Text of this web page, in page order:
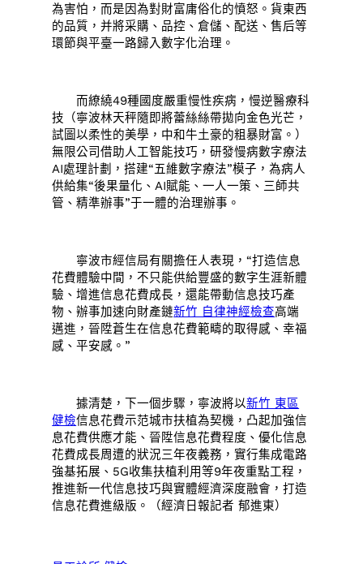
為害怕，而是因為對財富庸俗化的憤怒。貨東西
的品質，并將采購、品控、倉儲、配送、售后等
環節與平臺一路歸入數字化治理。
而繚繞49種國度嚴重慢性疾病，慢逆醫療科
技（寧波林天秤隨即將蕾絲絲帶拋向金色光芒，
試圖以柔性的美學，中和牛土豪的粗暴財富。）
無限公司借助人工智能技巧，研發慢病數字療法
AI處理計劃，搭建“五維數字療法”模子，為病人
供給集“後果量化、AI賦能、一人一策、三師共
管、精準辦事”于一體的治理辦事。
寧波市經信局有關擔任人表現，“打造信息
花費體驗中間，不只能供給豐盛的數字生涯新體
驗、增進信息花費成長，還能帶動信息技巧產
物、辦事加速向財產鏈新竹 自律神經檢查高端
邁進，晉陞蒼生在信息花費範疇的取得感、幸福
感、平安感。”
據清楚，下一個步驟，寧波將以新竹 東區
健檢信息花費示范城市扶植為契機，凸起加強信
息花費供應才能、晉陞信息花費程度、優化信息
花費成長周遭的狀況三年夜義務，實行集成電路
強基拓展、5G收集扶植利用等9年夜重點工程，
推進新一代信息技巧與實體經濟深度融會，打造
信息花費進級版。（經濟日報記者 郁進東）